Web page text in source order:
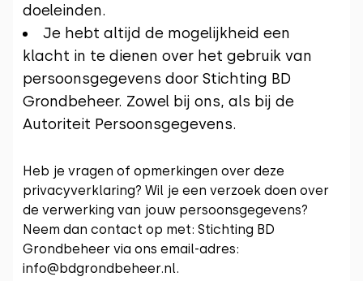
doeleinden.
Je hebt altijd de mogelijkheid een
klacht in te dienen over het gebruik van
persoonsgegevens door Stichting BD
Grondbeheer. Zowel bij ons, als bij de
Autoriteit Persoonsgegevens.
Heb je vragen of opmerkingen over deze
privacyverklaring? Wil je een verzoek doen over
de verwerking van jouw persoonsgegevens?
Neem dan contact op met: Stichting BD
Grondbeheer via ons email-adres:
info@bdgrondbeheer.nl.